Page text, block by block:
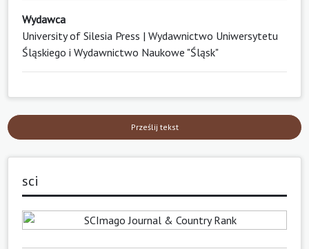
Wydawca
University of Silesia Press | Wydawnictwo Uniwersytetu
Śląskiego i Wydawnictwo Naukowe "Śląsk"
Prześlij tekst
sci